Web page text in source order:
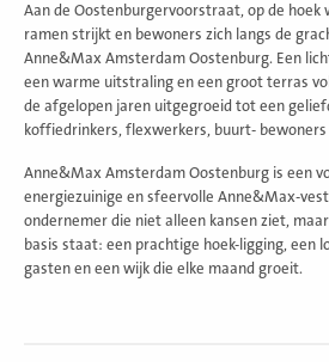
Aan de Oostenburgervoorstraat, op de hoek
ramen strijkt en bewoners zich langs de
Anne&Max Amsterdam Oostenburg. Een
een warme uitstraling en een groot terras
de afgelopen jaren uitgegroeid tot een
koffiedrinkers, flexwerkers, buurt- bewoners
Anne&Max Amsterdam Oostenburg is een
energiezuinige en sfeervolle Anne&Max-
ondernemer die niet alleen kansen ziet,
basis staat: een prachtige hoek-ligging, een
gasten en een wijk die elke maand groeit.